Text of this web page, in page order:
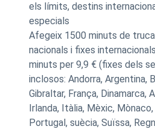
els límits, destins
especials
Afegeix 1500 minuts de
nacionals i fixes
minuts per 9,9 € (fixes dels
inclosos: Andorra, Argentina,
Gibraltar, França, Dinamarca,
Irlanda, Itàlia, Mèxic,
Portugal, suècia, Suïssa,